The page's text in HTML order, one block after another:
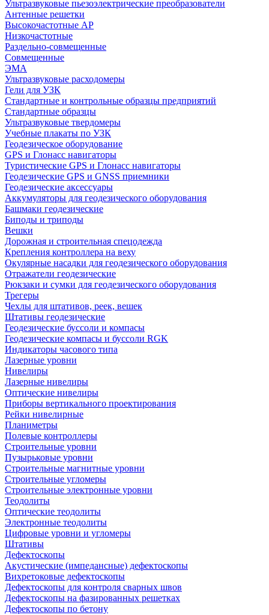
Ультразвуковые пьезоэлектрические преобразователи
Антенные решетки
Высокочастотные АР
Низкочастотные
Раздельно-совмещенные
Совмещенные
ЭМА
Ультразвуковые расходомеры
Гели для УЗК
Стандартные и контрольные образцы предприятий
Стандартные образцы
Ультразвуковые твердомеры
Учебные плакаты по УЗК
Геодезическое оборудование
GPS и Глонасс навигаторы
Туристические GPS и Глонасс навигаторы
Геодезические GPS и GNSS приемники
Геодезические аксессуары
Аккумуляторы для геодезического оборудования
Башмаки геодезические
Биподы и триподы
Вешки
Дорожная и строительная спецодежда
Крепления контроллера на веху
Окулярные насадки для геодезического оборудования
Отражатели геодезические
Рюкзаки и сумки для геодезического оборудования
Трегеры
Чехлы для штативов, реек, вешек
Штативы геодезические
Геодезические буссоли и компасы
Геодезические компасы и буссоли RGK
Индикаторы часового типа
Лазерные уровни
Нивелиры
Лазерные нивелиры
Оптические нивелиры
Приборы вертикального проектирования
Рейки нивелирные
Планиметры
Полевые контроллеры
Строительные уровни
Пузырьковые уровни
Строительные магнитные уровни
Строительные угломеры
Строительные электронные уровни
Теодолиты
Оптические теодолиты
Электронные теодолиты
Цифровые уровни и угломеры
Штативы
Дефектоскопы
Акустические (импедансные) дефектоскопы
Вихретоковые дефектоскопы
Дефектоскопы для контроля сварных швов
Дефектоскопы на фазированных решетках
Дефектоскопы по бетону